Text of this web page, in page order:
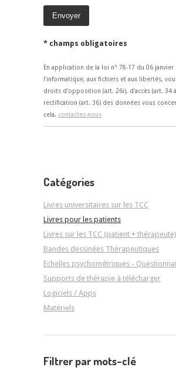
* champs obligatoires
En application de la loi n° 78-17 du 06 janvier
l'informatique, aux fichiers et aux libertés,
droits d'opposition (art. 26i), d'accès (art. 34
rectification (art. 36) des données vous
cela, contactez-nous
Catégories
Livres universitaires sur les TCC
Livres pour les patients
Livres sur les TCC (patient + thérapeute)
Bandes dessinées Thérapeutiques
Echelles psychométriques -
Supports de thérapie à télécharger
Logiciels / Apps
Matériels
Filtrer par mots-clé